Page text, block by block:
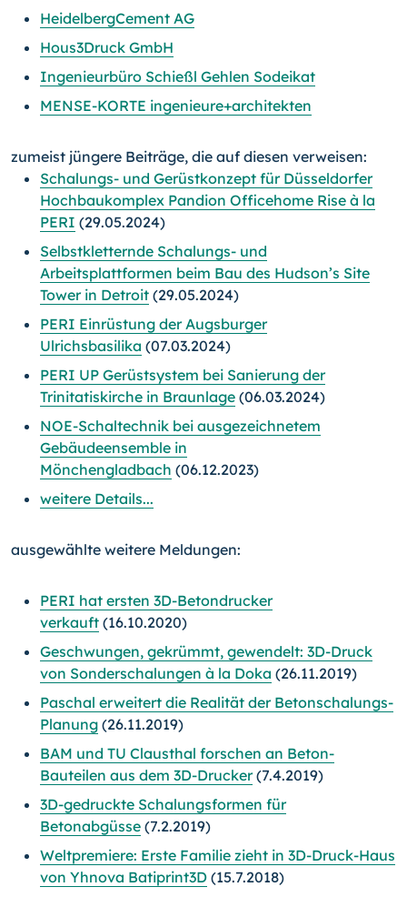
HeidelbergCement AG
Hous3Druck GmbH
Ingenieurbüro Schießl Gehlen Sodeikat
MENSE-KORTE ingenieure+architekten
zumeist jüngere Beiträge, die auf diesen verweisen:
Schalungs- und Gerüstkonzept für Düsseldorfer
Hochbaukomplex Pandion Officehome Rise à la
PERI (29.05.2024)
Selbstkletternde Schalungs- und
Arbeitsplattformen beim Bau des Hudson’s Site
Tower in Detroit (29.05.2024)
PERI Einrüstung der Augsburger
Ulrichsbasilika (07.03.2024)
PERI UP Gerüstsystem bei Sanierung der
Trinitatiskirche in Braunlage (06.03.2024)
NOE-Schaltechnik bei ausgezeichnetem
Gebäudeensemble in
Mönchengladbach (06.12.2023)
weitere Details...
ausgewählte weitere Meldungen:
PERI hat ersten 3D-Betondrucker
verkauft (16.10.2020)
Geschwungen, gekrümmt, gewendelt: 3D-Druck
von Sonderschalungen à la Doka (26.11.2019)
Paschal erweitert die Realität der Betonschalungs-
Planung (26.11.2019)
BAM und TU Clausthal forschen an Beton-
Bauteilen aus dem 3D-Drucker(7.4.2019)
3D-gedruckte Schalungsformen für
Betonabgüsse (7.2.2019)
Weltpremiere: Erste Familie zieht in 3D-Druck-Haus
von Yhnova Batiprint3D (15.7.2018)